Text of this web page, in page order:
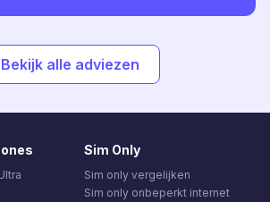
Bekijk alle adviezen
Sim Only
Sim only vergelijken
Sim only onbeperkt internet